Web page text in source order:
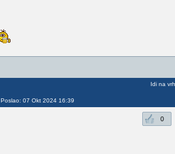
Poslao: 07 Okt 2024 16:39
Idi na vrh
0